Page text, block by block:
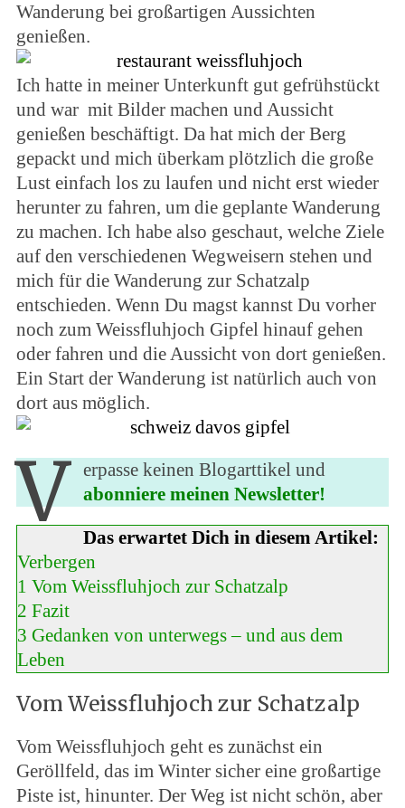
Wanderung bei großartigen Aussichten
genießen.
Ich hatte in meiner Unterkunft gut gefrühstückt
und war mit Bilder machen und Aussicht
genießen beschäftigt. Da hat mich der Berg
gepackt und mich überkam plötzlich die große
Lust einfach los zu laufen und nicht erst wieder
herunter zu fahren, um die geplante Wanderung
zu machen. Ich habe also geschaut, welche Ziele
auf den verschiedenen Wegweisern stehen und
mich für die Wanderung zur Schatzalp
entschieden. Wenn Du magst kannst Du vorher
noch zum Weissfluhjoch Gipfel hinauf gehen
oder fahren und die Aussicht von dort genießen.
Ein Start der Wanderung ist natürlich auch von
dort aus möglich.
V
erpasse keinen Blogarttikel und
abonniere meinen Newsletter!
Das erwartet Dich in diesem Artikel:
Verbergen
1 Vom Weissfluhjoch zur Schatzalp
2 Fazit
3 Gedanken von unterwegs – und aus dem
Leben
Vom Weissfluhjoch zur Schatzalp
Vom Weissfluhjoch geht es zunächst ein
Geröllfeld, das im Winter sicher eine großartige
Piste ist, hinunter. Der Weg ist nicht schön, aber